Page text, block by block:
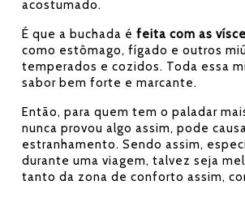
acostumado.
É que a buchada é feita com as
como estômago, fígado e outros
temperados e cozidos. Toda essa
sabor bem forte e marcante.
Então, para quem tem o paladar
nunca provou algo assim, pode
estranhamento. Sendo assim,
durante uma viagem, talvez seja
tanto da zona de conforto assim,